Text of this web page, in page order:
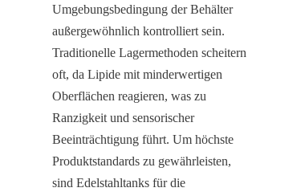
Umgebungsbedingung der Behälter
außergewöhnlich kontrolliert sein.
Traditionelle Lagermethoden scheitern
oft, da Lipide mit minderwertigen
Oberflächen reagieren, was zu
Ranzigkeit und sensorischer
Beeinträchtigung führt. Um höchste
Produktstandards zu gewährleisten,
sind Edelstahltanks für die